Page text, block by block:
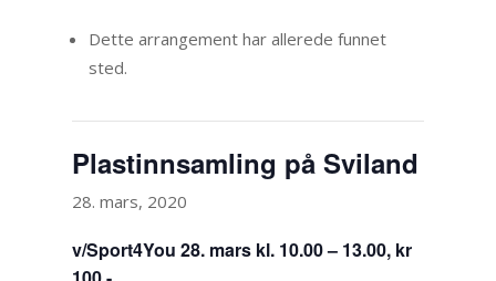
Dette arrangement har allerede funnet
sted.
Plastinnsamling på Sviland
28. mars, 2020
v/Sport4You 28. mars kl. 10.00 – 13.00, kr